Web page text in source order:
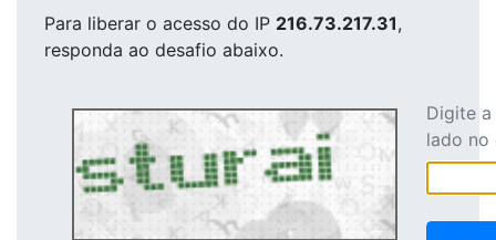
Para liberar o acesso do IP 216.73.217.31,
responda ao desafio abaixo.
Digite
lado no